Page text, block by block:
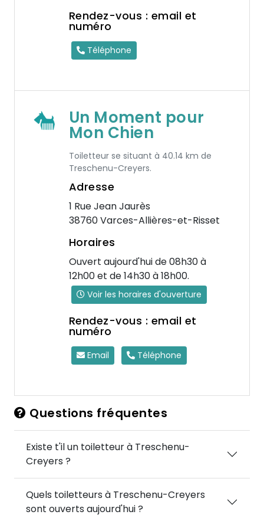
Rendez-vous : email et
numéro
Téléphone
Un Moment pour
Mon Chien
Toiletteur se situant à 40.14 km de
Treschenu-Creyers.
Adresse
1 Rue Jean Jaurès
38760 Varces-Allières-et-Risset
Horaires
Ouvert aujourd'hui de 08h30 à
12h00 et de 14h30 à 18h00.
Voir les horaires d'ouverture
Rendez-vous : email et
numéro
Email Téléphone
Questions fréquentes
Existe t'il un toiletteur à Treschenu-
Creyers ?
Quels toiletteurs à Treschenu-Creyers
sont ouverts aujourd'hui ?